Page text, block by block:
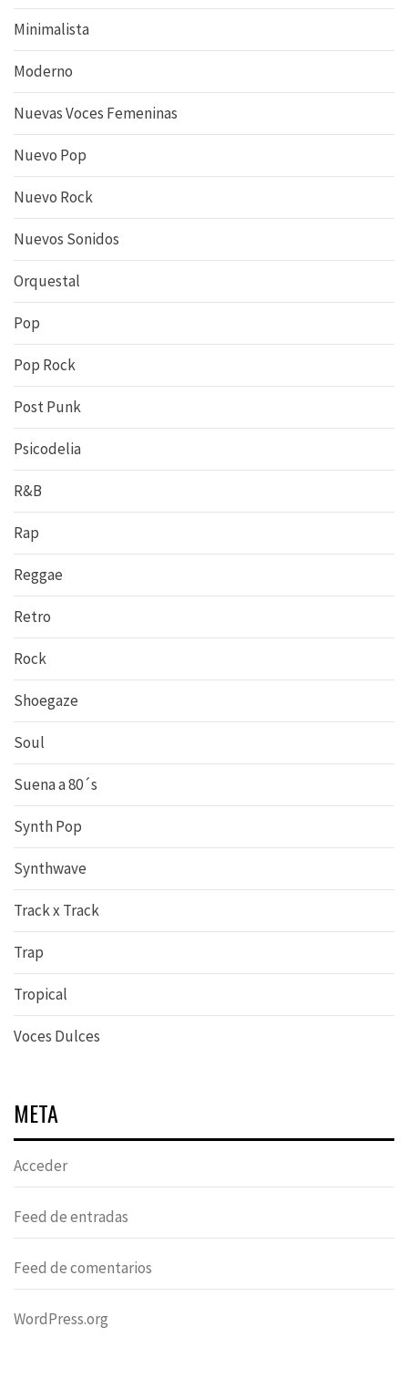
Minimalista
Moderno
Nuevas Voces Femeninas
Nuevo Pop
Nuevo Rock
Nuevos Sonidos
Orquestal
Pop
Pop Rock
Post Punk
Psicodelia
R&B
Rap
Reggae
Retro
Rock
Shoegaze
Soul
Suena a 80´s
Synth Pop
Synthwave
Track x Track
Trap
Tropical
Voces Dulces
META
Acceder
Feed de entradas
Feed de comentarios
WordPress.org